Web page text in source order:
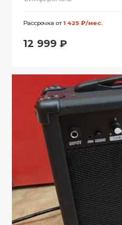
Рассрочка от1 425 ₽/мес.
12 999 ₽